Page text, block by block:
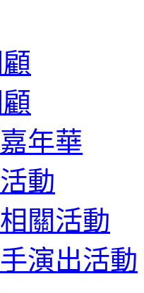
年華
動
關活動
演出活動